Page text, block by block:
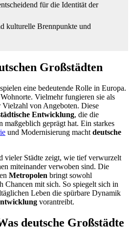
für die Identität der
kulturelle Brennpunkte und
Großstädten
spielen eine bedeutende Rolle in Europa.
Vielmehr fungieren sie als
von Angeboten. Diese
Entwicklung, die die
maßgeblich geprägt hat. Ein starkes
und Modernisierung macht deutsche
vieler Städte zeigt, wie tief verwurzelt
miteinander verwoben sind. Die
Metropolen bringt sowohl
Chancen mit sich. So spiegelt sich in
Leben die spürbare Dynamik
vorantreibt.
deutsche Großstädte